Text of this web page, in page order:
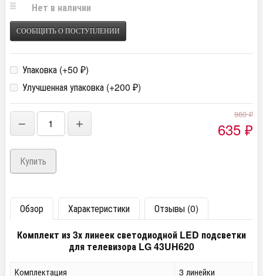
Нет в наличии
СООБЩИТЬ О ПОСТУПЛЕНИИ
Упаковка (+50 ₽)
Улучшенная упаковка (+200 ₽)
− +
980₽
635 ₽
Обзор Характеристики
Отзывы (0)
Комплект из 3х линеек светодиодной LED подсветки
для телевизора LG 43UH620
Комплектация
3 линейки